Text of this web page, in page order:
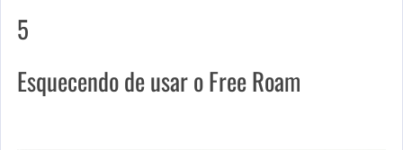
5
Esquecendo de usar o Free Roam